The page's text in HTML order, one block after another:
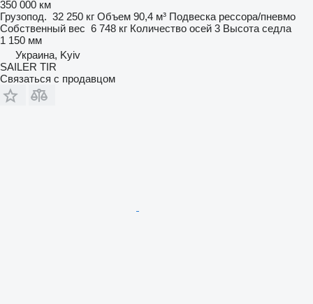
350 000 км
Грузопод. 32 250 кг Объем 90,4 м³ Подвеска рессора/пневмо
Собственный вес 6 748 кг Количество осей 3 Высота седла
1 150 мм
Украина, Kyiv
SAILER TIR
Связаться с продавцом